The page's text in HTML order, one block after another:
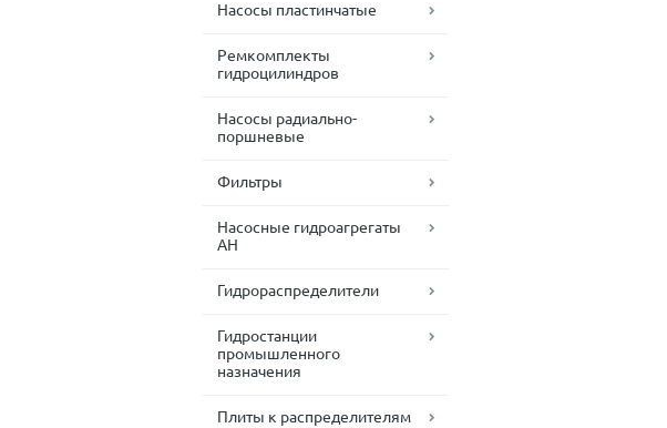
Насосы пластинчатые
Ремкомплекты
гидроцилиндров
Насосы радиально-
поршневые
Фильтры
Насосные гидроагрегаты
АН
Гидрораспределители
Гидростанции
промышленного
назначения
Плиты к распределителям